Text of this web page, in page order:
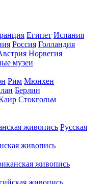
Египет Испания
Россия Голландия
Норвегия
музеи
Рим Мюнхен
Берлин
Стокгольм
живопись Русская
живопись
живопись
живопись